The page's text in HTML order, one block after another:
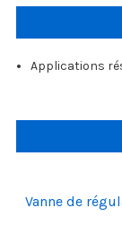
Applications
Vanne de